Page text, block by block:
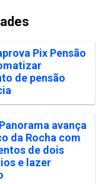
Pix Pensão
de pensão
avança
da Rocha com
de dois
e lazer